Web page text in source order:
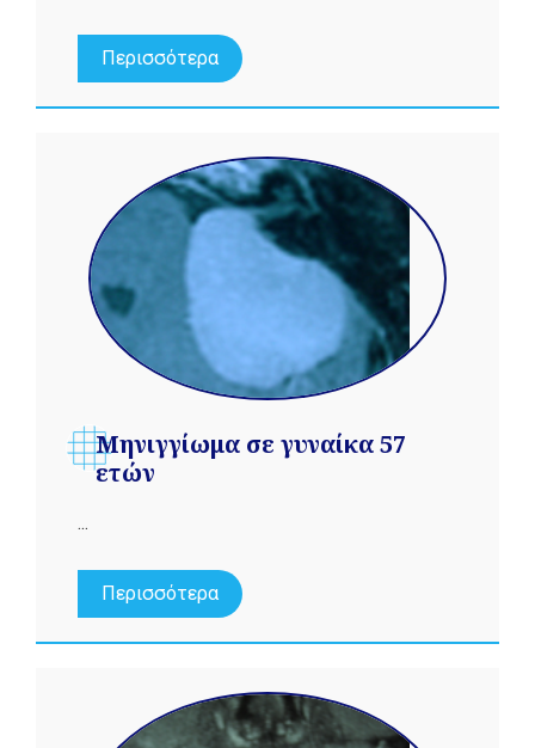
Περισσότερα
Μηνιγγίωμα σε γυναίκα 57
ετών
...
Περισσότερα